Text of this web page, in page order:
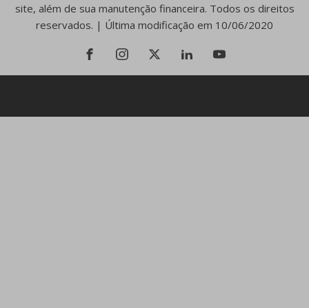
site, além de sua manutenção financeira. Todos os direitos
reservados. | Última modificação em 10/06/2020